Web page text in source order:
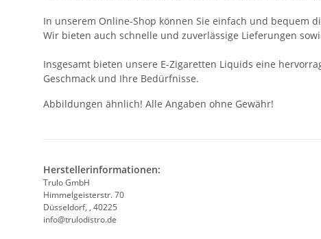
In unserem Online-Shop können Sie einfach und bequem
Wir bieten auch schnelle und zuverlässige Lieferungen
Insgesamt bieten unsere E-Zigaretten Liquids eine
Geschmack und Ihre Bedürfnisse.
Abbildungen ähnlich! Alle Angaben ohne Gewähr!
Herstellerinformationen:
Trulo GmbH
Himmelgeisterstr. 70
Düsseldorf, , 40225
info@trulodistro.de